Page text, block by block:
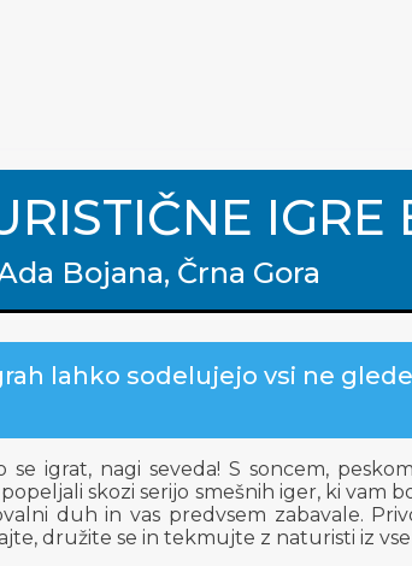
IGRE
Bojana, Črna Gora
lahko sodelujejo vsi ne
se igrat, nagi seveda! S soncem,
skozi serijo smešnih iger, ki vam
duh in vas predvsem zabavale.
družite se in tekmujte z naturisti iz